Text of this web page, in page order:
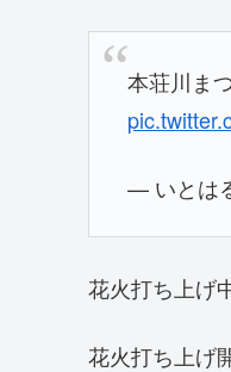
本荘川ま
— いとは
花火打ち上げ
花火打ち上げ